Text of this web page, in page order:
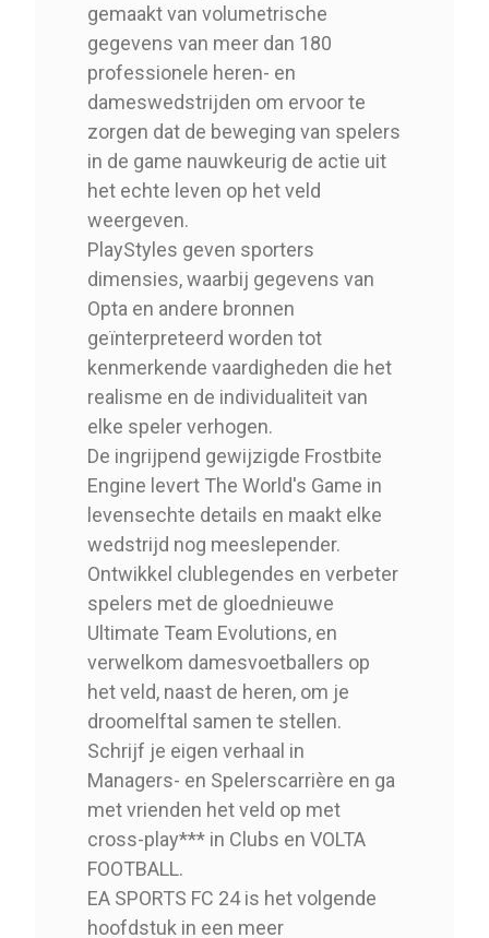
gemaakt van volumetrische
gegevens van meer dan 180
professionele heren- en
dameswedstrijden om ervoor te
zorgen dat de beweging van spelers
in de game nauwkeurig de actie uit
het echte leven op het veld
weergeven.
PlayStyles geven sporters
dimensies, waarbij gegevens van
Opta en andere bronnen
geïnterpreteerd worden tot
kenmerkende vaardigheden die het
realisme en de individualiteit van
elke speler verhogen.
De ingrijpend gewijzigde Frostbite
Engine levert The World's Game in
levensechte details en maakt elke
wedstrijd nog meeslepender.
Ontwikkel clublegendes en verbeter
spelers met de gloednieuwe
Ultimate Team Evolutions, en
verwelkom damesvoetballers op
het veld, naast de heren, om je
droomelftal samen te stellen.
Schrijf je eigen verhaal in
Managers- en Spelerscarrière en ga
met vrienden het veld op met
cross-play*** in Clubs en VOLTA
FOOTBALL.
EA SPORTS FC 24 is het volgende
hoofdstuk in een meer